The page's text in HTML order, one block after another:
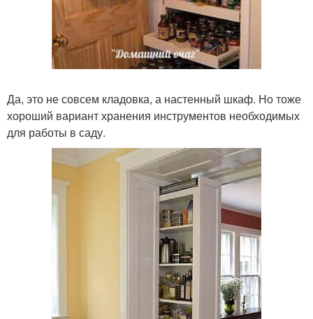
Да, это не совсем кладовка, а настенный шкаф. Но тоже
хороший вариант хранения инструментов необходимых
для работы в саду.